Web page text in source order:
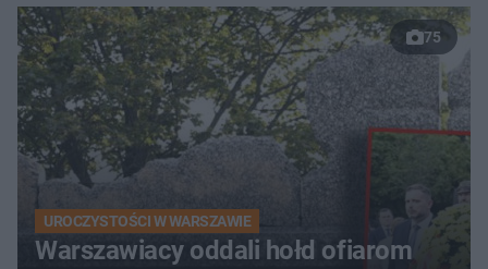
75
UROCZYSTOŚCI W WARSZAWIE
Warszawiacy oddali hołd ofiarom